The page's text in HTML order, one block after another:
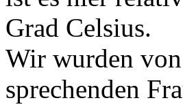
Grad Celsius.
Wir wurden
sprechenden